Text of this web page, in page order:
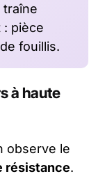
traîne
: pièce
fouillis.
à haute
observe le
résistance.